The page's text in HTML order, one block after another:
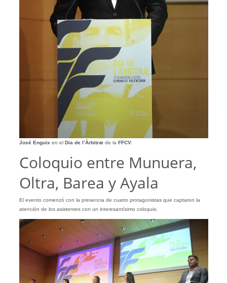
José Enguix en el Dia de l’Àrbitræde la FFCV.
Coloquio entre Munuera,
Oltra, Barea y Ayala
El evento comenzó con la presencia de cuatro protagonistas que captaron la
atención de los asistentes con un interesantísimo coloquio.